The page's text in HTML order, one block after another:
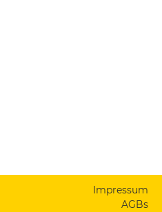
Impressum
AGBs